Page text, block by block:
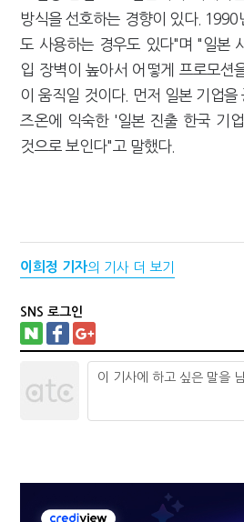
방식을 선호하는 경향이 있다. 1990
도 사용하는 경우도 있다"며 "일본
입 장벽이 높아서 어떻게 프로모션
이 움직일 것이다. 먼저 일본 기업을
즈온에 익숙한 '일본 진출 한국 기
것으로 보인다"고 말했다.
이희정 기자의 기사 더 보기
SNS 로그인